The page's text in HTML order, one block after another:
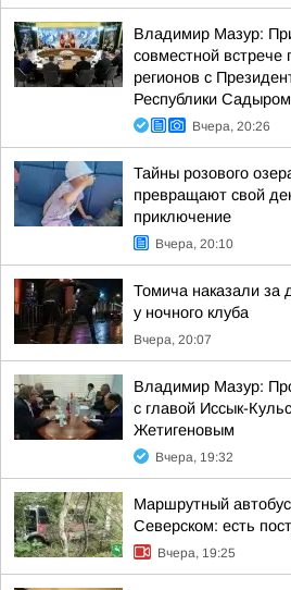
Владимир Мазур:
совместной встрече
регионов с
Республики
Вчера, 20:26
Тайны розового
превращают свой
приключение
Вчера, 20:10
Томича наказали за
у ночного клуба
Вчера, 20:07
Владимир Мазур:
с главой Иссык-
Жетигеновым
Вчера, 19:32
Маршрутный
Северском: есть
Вчера, 19:25